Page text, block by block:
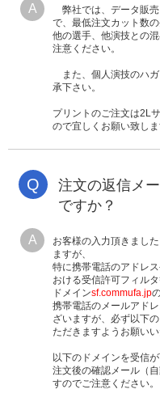
A
弊社では、データ販
で、最低注文カット数
他の選手、他演技との
注意ください。
また、個人演技のハガ
承下さい。
プリントのご注文は2L
ので宜しくお願い致しま
Q
注文の返信メ
ですか？
A
お客様の入力頂きまし
ますが、
特に携帯電話のアドレ
おける受信許可フィル
ドメインsf.commufa.jp
携帯電話のメールアド
ざいますが、必ず以下
ただきますようお願いい
以下のドメインを受信
注文後の確認メール（
すのでご注意ください。